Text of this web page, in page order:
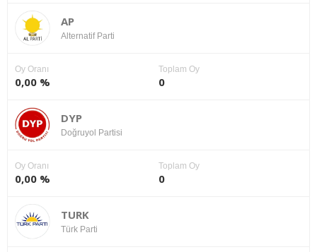
AP
Alternatif Parti
Oy Oranı
0,00 %
Toplam Oy
0
DYP
Doğruyol Partisi
Oy Oranı
0,00 %
Toplam Oy
0
TURK
Türk Parti